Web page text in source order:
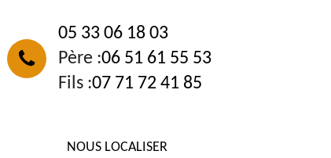
05 33 06 18 03
Père :06 51 61 55 53
Fils :07 71 72 41 85
NOUS LOCALISER